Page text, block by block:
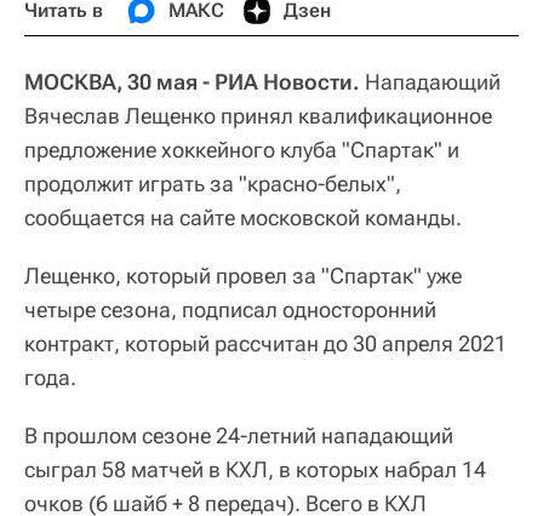
Читать в МАКС Дзен
МОСКВА, 30 мая - РИА Новости. Нападающий
Вячеслав Лещенко принял квалификационное
предложение хоккейного клуба "Спартак" и
продолжит играть за "красно-белых",
сообщается на сайте московской команды.
Лещенко, который провел за "Спартак" уже
четыре сезона, подписал односторонний
контракт, который рассчитан до 30 апреля 2021
года.
В прошлом сезоне 24-летний нападающий
сыграл 58 матчей в КХЛ, в которых набрал 14
очков (6 шайб + 8 передач). Всего в КХЛ